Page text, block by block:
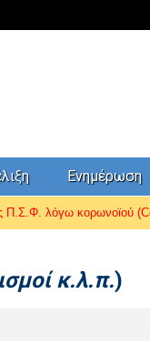
Ενημέρωση
Π.Σ.Φ. λόγω
κ.λ.π.)